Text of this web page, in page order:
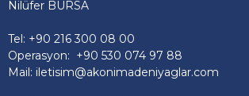
Nilüfer BURSA
Tel: +90 216 300 08 00
Operasyon: +90 530 074 97 88
Mail: iletisim@akonimadeniyaglar.com